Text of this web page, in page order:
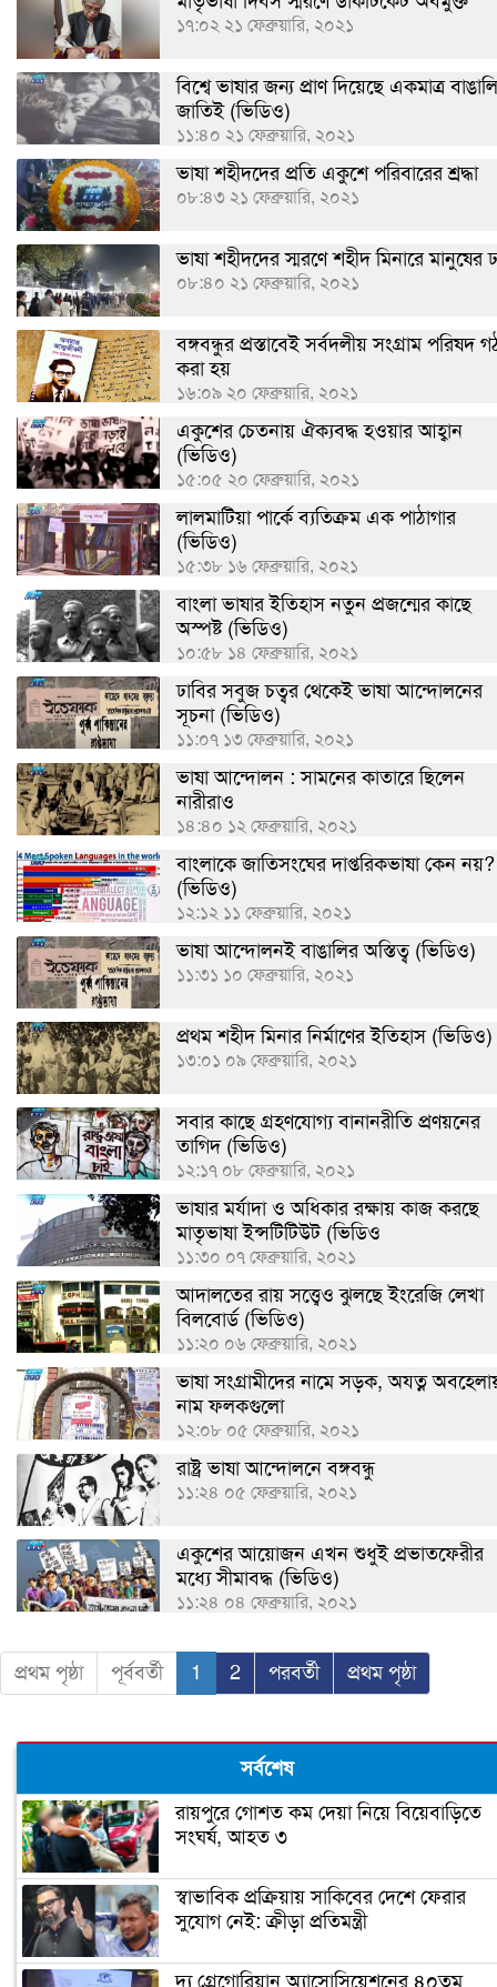
১৭:০২ ২১ ফেব্রুয়ারি, ২০২১
বিশ্বে ভাষার জন্য প্রাণ দিয়েছে একমাত্র বাঙালি
জাতিই (ভিডিও)
১১:৪০ ২১ ফেব্রুয়ারি, ২০২১
ভাষা শহীদদের প্রতি একুশে পরিবারের শ্রদ্ধা
০৮:৪৩ ২১ ফেব্রুয়ারি, ২০২১
ভাষা শহীদদের স্মরণে শহীদ মিনারে
০৮:৪০ ২১ ফেব্রুয়ারি, ২০২১
বঙ্গবন্ধুর প্রস্তাবেই সর্বদলীয় সংগ্রাম পরিষদ
করা হয়
১৬:০৯ ২০ ফেব্রুয়ারি, ২০২১
একুশের চেতনায় ঐক্যবদ্ধ হওয়ার আহ্বান
(ভিডিও)
১৫:০৫ ২০ ফেব্রুয়ারি, ২০২১
লালমাটিয়া পার্কে ব্যতিক্রম এক পাঠাগার
(ভিডিও)
১৫:৩৮ ১৬ ফেব্রুয়ারি, ২০২১
বাংলা ভাষার ইতিহাস নতুন প্রজন্মের কাছে
অস্পষ্ট (ভিডিও)
১০:৫৮ ১৪ ফেব্রুয়ারি, ২০২১
ঢাবির সবুজ চত্বর থেকেই ভাষা আন্দোলনের
সূচনা (ভিডিও)
১১:০৭ ১৩ ফেব্রুয়ারি, ২০২১
ভাষা আন্দোলন : সামনের কাতারে ছিলেন
নারীরাও
১৪:৪০ ১২ ফেব্রুয়ারি, ২০২১
বাংলাকে জাতিসংঘের দাপ্তরিকভাষা কেন নয়?
(ভিডিও)
১২:১২ ১১ ফেব্রুয়ারি, ২০২১
ভাষা আন্দোলনই বাঙালির অস্তিত্ব (ভিডিও)
১১:৩১ ১০ ফেব্রুয়ারি, ২০২১
প্রথম শহীদ মিনার নির্মাণের ইতিহাস (ভিডিও)
১৩:০১ ০৯ ফেব্রুয়ারি, ২০২১
সবার কাছে গ্রহণযোগ্য বানানরীতি প্রণয়নের
তাগিদ (ভিডিও)
১২:১৭ ০৮ ফেব্রুয়ারি, ২০২১
ভাষার মর্যাদা ও অধিকার রক্ষায় কাজ করছে
মাতৃভাষা ইন্সটিটিউট (ভিডিও
১১:৩০ ০৭ ফেব্রুয়ারি, ২০২১
আদালতের রায় সত্ত্বেও ঝুলছে ইংরেজি লেখা
বিলবোর্ড (ভিডিও)
১১:২০ ০৬ ফেব্রুয়ারি, ২০২১
ভাষা সংগ্রামীদের নামে সড়ক, অযত্ন
নাম ফলকগুলো
১২:০৮ ০৫ ফেব্রুয়ারি, ২০২১
রাষ্ট্র ভাষা আন্দোলনে বঙ্গবন্ধু
১১:২৪ ০৫ ফেব্রুয়ারি, ২০২১
একুশের আয়োজন এখন শুধুই প্রভাতফেরীর
মধ্যে সীমাবদ্ধ (ভিডিও)
১১:২৪ ০৪ ফেব্রুয়ারি, ২০২১
প্রথম পৃষ্ঠা পূর্ববর্তী 1 2 পরবর্তী প্রথম পৃষ্ঠা
সর্বশেষ
রায়পুরে গোশত কম দেয়া নিয়ে বিয়েবাড়িতে
সংঘর্ষ, আহত ৩
স্বাভাবিক প্রক্রিয়ায় সাকিবের দেশে ফেরার
সুযোগ নেই: ক্রীড়া প্রতিমন্ত্রী
দ্য গ্রেগোরিয়ান অ্যাসোসিয়েশনের ৪০তম